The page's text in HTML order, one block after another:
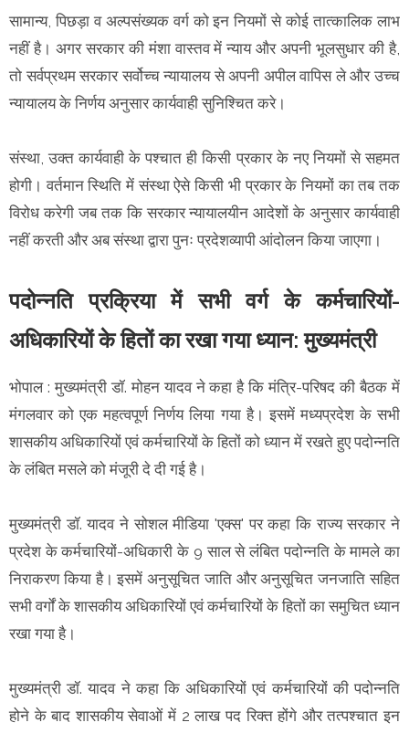
सामान्य, पिछड़ा व अल्पसंख्यक वर्ग को इन नियमों से कोई तात्कालिक लाभ
नहीं है। अगर सरकार की मंशा वास्तव में न्याय और अपनी भूलसुधार की है,
तो सर्वप्रथम सरकार सर्वोच्च न्यायालय से अपनी अपील वापिस ले और उच्च
न्यायालय के निर्णय अनुसार कार्यवाही सुनिश्चित करे।
संस्था, उक्त कार्यवाही के पश्चात ही किसी प्रकार के नए नियमों से सहमत
होगी। वर्तमान स्थिति में संस्था ऐसे किसी भी प्रकार के नियमों का तब तक
विरोध करेगी जब तक कि सरकार न्यायालयीन आदेशों के अनुसार कार्यवाही
नहीं करती और अब संस्था द्वारा पुनः प्रदेशव्यापी आंदोलन किया जाएगा।
पदोन्नति प्रक्रिया में सभी वर्ग के कर्मचारियों-
अधिकारियों के हितों का रखा गया ध्यान: मुख्यमंत्री
भोपाल : मुख्यमंत्री डॉ. मोहन यादव ने कहा है कि मंत्रि-परिषद की बैठक में
मंगलवार को एक महत्वपूर्ण निर्णय लिया गया है। इसमें मध्यप्रदेश के सभी
शासकीय अधिकारियों एवं कर्मचारियों के हितों को ध्यान में रखते हुए पदोन्नति
के लंबित मसले को मंजूरी दे दी गई है।
मुख्यमंत्री डॉ. यादव ने सोशल मीडिया 'एक्स' पर कहा कि राज्य सरकार ने
प्रदेश के कर्मचारियों-अधिकारी के 9 साल से लंबित पदोन्नति के मामले का
निराकरण किया है। इसमें अनुसूचित जाति और अनुसूचित जनजाति सहित
सभी वर्गों के शासकीय अधिकारियों एवं कर्मचारियों के हितों का समुचित ध्यान
रखा गया है।
मुख्यमंत्री डॉ. यादव ने कहा कि अधिकारियों एवं कर्मचारियों की पदोन्नति
होने के बाद शासकीय सेवाओं में 2 लाख पद रिक्त होंगे और तत्पश्चात इन